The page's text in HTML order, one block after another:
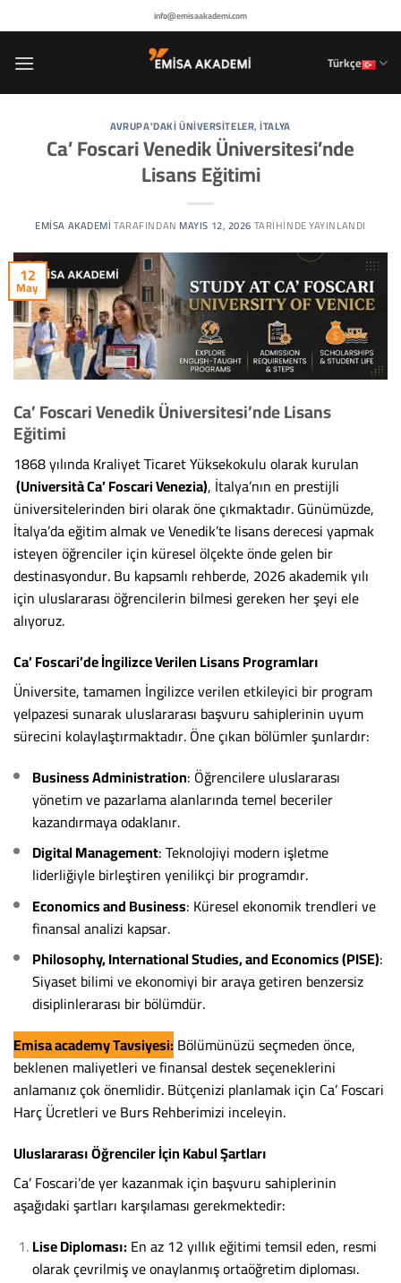
atla
info@emisaakademi.com
Türkçe
AVRUPA'DAKI ÜNIVERSITELER,İTALYA
Ca’ Foscari Venedik Üniversitesi’nde
Lisans Eğitimi
EMISA AKADEMITARAFINDAN MAYIS 12, 2026TARIHINDE YAYINLANDI
12
May
Ca’ Foscari Venedik Üniversitesi’nde Lisans
Eğitimi
1868 yılında Kraliyet Ticaret Yüksekokulu olarak kurulan
(Università Ca’ Foscari Venezia), İtalya’nın en prestijli
üniversitelerinden biri olarak öne çıkmaktadır. Günümüzde,
İtalya’da eğitim almak ve Venedik’te lisans derecesi yapmak
isteyen öğrenciler için küresel ölçekte önde gelen bir
destinasyondur. Bu kapsamlı rehberde, 2026 akademik yılı
için uluslararası öğrencilerin bilmesi gereken her şeyi ele
alıyoruz.
Ca’ Foscari’de İngilizce Verilen Lisans Programları
Üniversite, tamamen İngilizce verilen etkileyici bir program
yelpazesi sunarak uluslararası başvuru sahiplerinin uyum
sürecini kolaylaştırmaktadır. Öne çıkan bölümler şunlardır:
Business Administration: Öğrencilere uluslararası
yönetim ve pazarlama alanlarında temel beceriler
kazandırmaya odaklanır.
Digital Management: Teknolojiyi modern işletme
liderliğiyle birleştiren yenilikçi bir programdır.
Economics and Business: Küresel ekonomik trendleri ve
finansal analizi kapsar.
Philosophy, International Studies, and Economics (PISE):
Siyaset bilimi ve ekonomiyi bir araya getiren benzersiz
disiplinlerarası bir bölümdür.
Emisa academy Tavsiyesi: Bölümünüzü seçmeden önce,
beklenen maliyetleri ve finansal destek seçeneklerini
anlamanız çok önemlidir. Bütçenizi planlamak için Ca’ Foscari
Harç Ücretleri ve Burs Rehberimizi inceleyin.
Uluslararası Öğrenciler İçin Kabul Şartları
Ca’ Foscari’de yer kazanmak için başvuru sahiplerinin
aşağıdaki şartları karşılaması gerekmektedir:
Lise Diploması: En az 12 yıllık eğitimi temsil eden, resmi
olarak çevrilmiş ve onaylanmış ortaöğretim diploması.